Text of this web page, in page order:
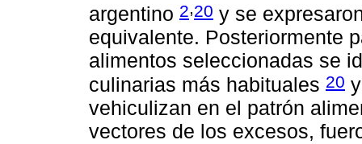
argentino 2 20 y se
equivalente. Posteriormente
alimentos seleccionadas se
culinarias más habituales 20
vehiculizan en el patrón
vectores de los excesos,